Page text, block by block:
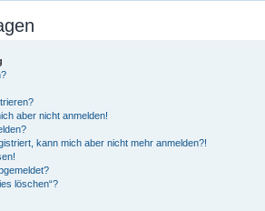
aber nicht anmelden!
kann mich aber nicht mehr anmelden?!
löschen“?